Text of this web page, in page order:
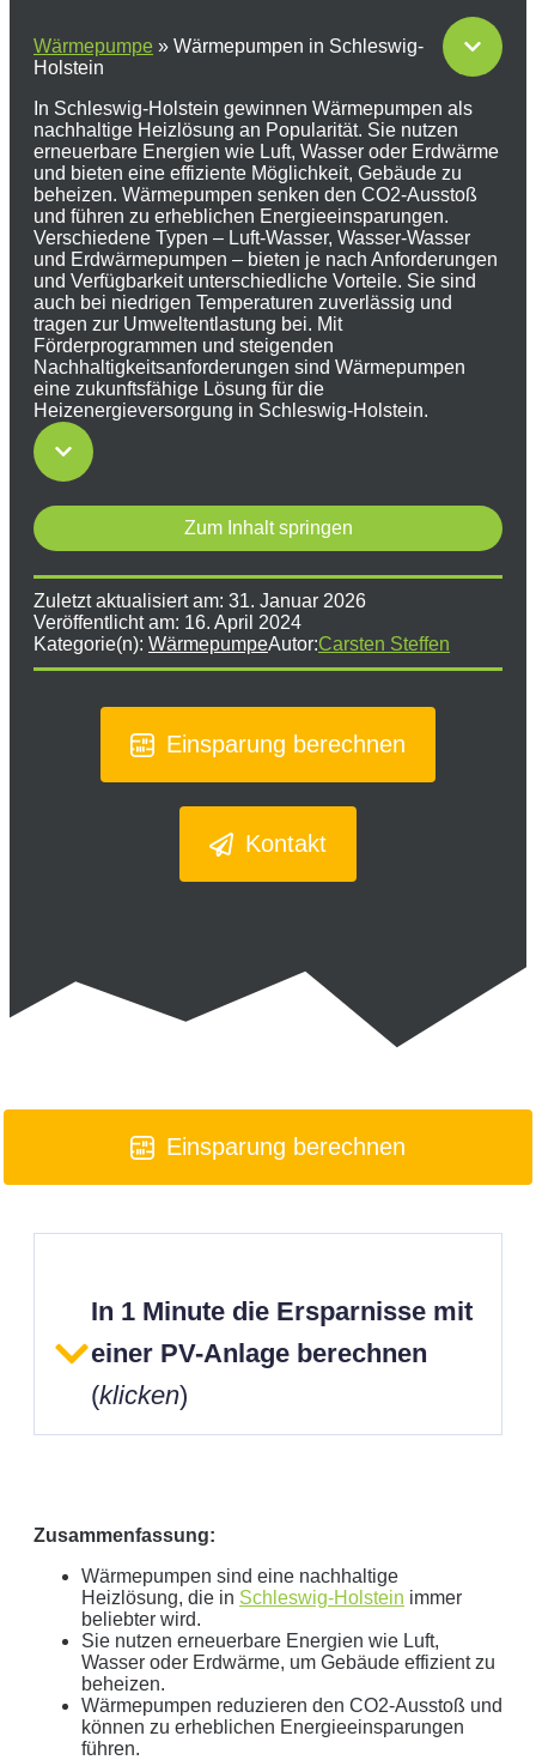
Wärmepumpe » Wärmepumpen in Schleswig-
Holstein
In Schleswig-Holstein gewinnen Wärmepumpen als
nachhaltige Heizlösung an Popularität. Sie nutzen
erneuerbare Energien wie Luft, Wasser oder Erdwärme
und bieten eine effiziente Möglichkeit, Gebäude zu
beheizen. Wärmepumpen senken den CO2-Ausstoß
und führen zu erheblichen Energieeinsparungen.
Verschiedene Typen – Luft-Wasser, Wasser-Wasser
und Erdwärmepumpen – bieten je nach Anforderungen
und Verfügbarkeit unterschiedliche Vorteile. Sie sind
auch bei niedrigen Temperaturen zuverlässig und
tragen zur Umweltentlastung bei. Mit
Förderprogrammen und steigenden
Nachhaltigkeitsanforderungen sind Wärmepumpen
eine zukunftsfähige Lösung für die
Heizenergieversorgung in Schleswig-Holstein.
Zum Inhalt springen
Zuletzt aktualisiert am: 31. Januar 2026
Veröffentlicht am: 16. April 2024
Kategorie(n): WärmepumpeAutor:Carsten Steffen
Einsparung berechnen
Kontakt
Einsparung berechnen
In 1 Minute die Ersparnisse mit
einer PV-Anlage berechnen
(klicken)
Geben Sie hier Ihren jährlichen Stromverbrauch an
kWh
Wir empfehlen:
kWp Anlage sowie einen
Speicher.
Aktuellen Strompreis anpassen
Zusammenfassung:
Wärmepumpen sind eine nachhaltige
Heizlösung, die in Schleswig-Holstein immer
beliebter wird.
Sie nutzen erneuerbare Energien wie Luft,
Wasser oder Erdwärme, um Gebäude effizient zu
beheizen.
Wärmepumpen reduzieren den CO2-Ausstoß und
können zu erheblichen Energieeinsparungen
führen.